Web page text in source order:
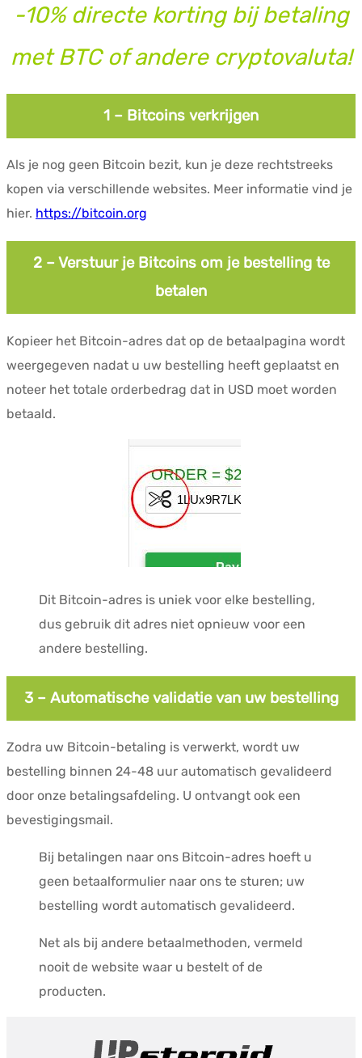
-10% directe korting bij betaling
met BTC of andere cryptovaluta!
1 – Bitcoins verkrijgen
Als je nog geen Bitcoin bezit, kun je deze rechtstreeks
kopen via verschillende websites. Meer informatie vind je
hier. https://bitcoin.org
2 – Verstuur je Bitcoins om je bestelling te
betalen
Kopieer het Bitcoin-adres dat op de betaalpagina wordt
weergegeven nadat u uw bestelling heeft geplaatst en
noteer het totale orderbedrag dat in USD moet worden
betaald.
Dit Bitcoin-adres is uniek voor elke bestelling,
dus gebruik dit adres niet opnieuw voor een
andere bestelling.
3 – Automatische validatie van uw bestelling
Zodra uw Bitcoin-betaling is verwerkt, wordt uw
bestelling binnen 24-48 uur automatisch gevalideerd
door onze betalingsafdeling. U ontvangt ook een
bevestigingsmail.
Bij betalingen naar ons Bitcoin-adres hoeft u
geen betaalformulier naar ons te sturen; uw
bestelling wordt automatisch gevalideerd.
Net als bij andere betaalmethoden, vermeld
nooit de website waar u bestelt of de
producten.